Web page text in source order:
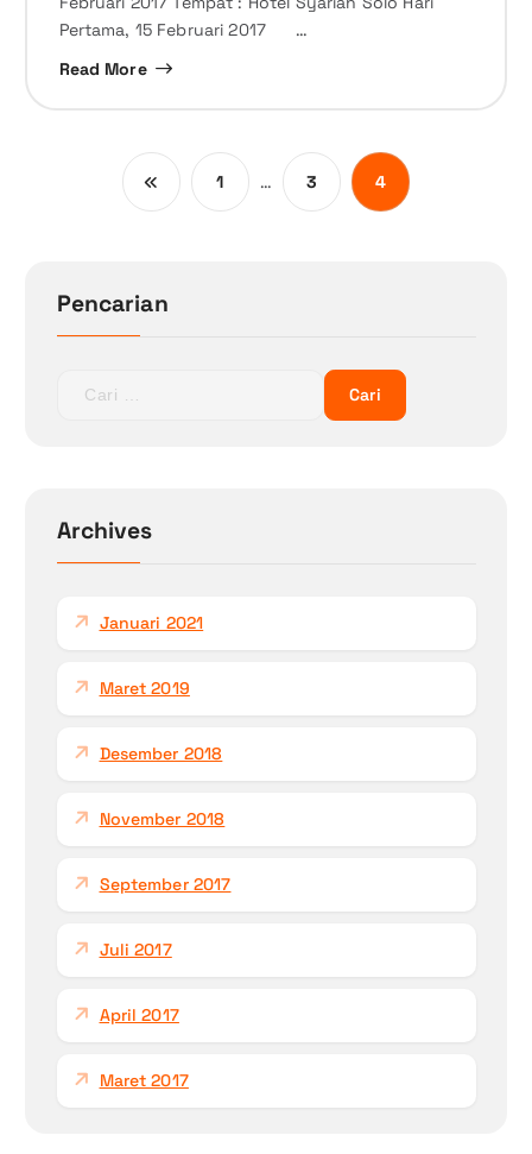
Pertama, 15 Februari 2017 …
Read More
1 … 3 4
Pencarian
n
tArchives
Januari 2021
Maret 2019
Desember 2018
November 2018
September 2017
Juli 2017
April 2017
Maret 2017